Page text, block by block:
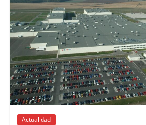
Actualidad